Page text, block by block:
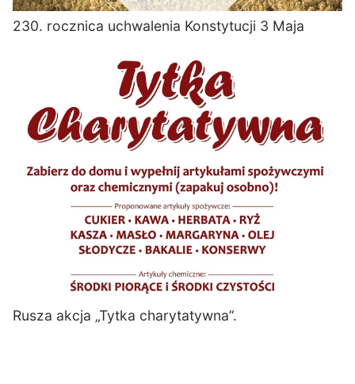
230. rocznica uchwalenia Konstytucji 3 Maja
Rusza akcja „Tytka charytatywna”.